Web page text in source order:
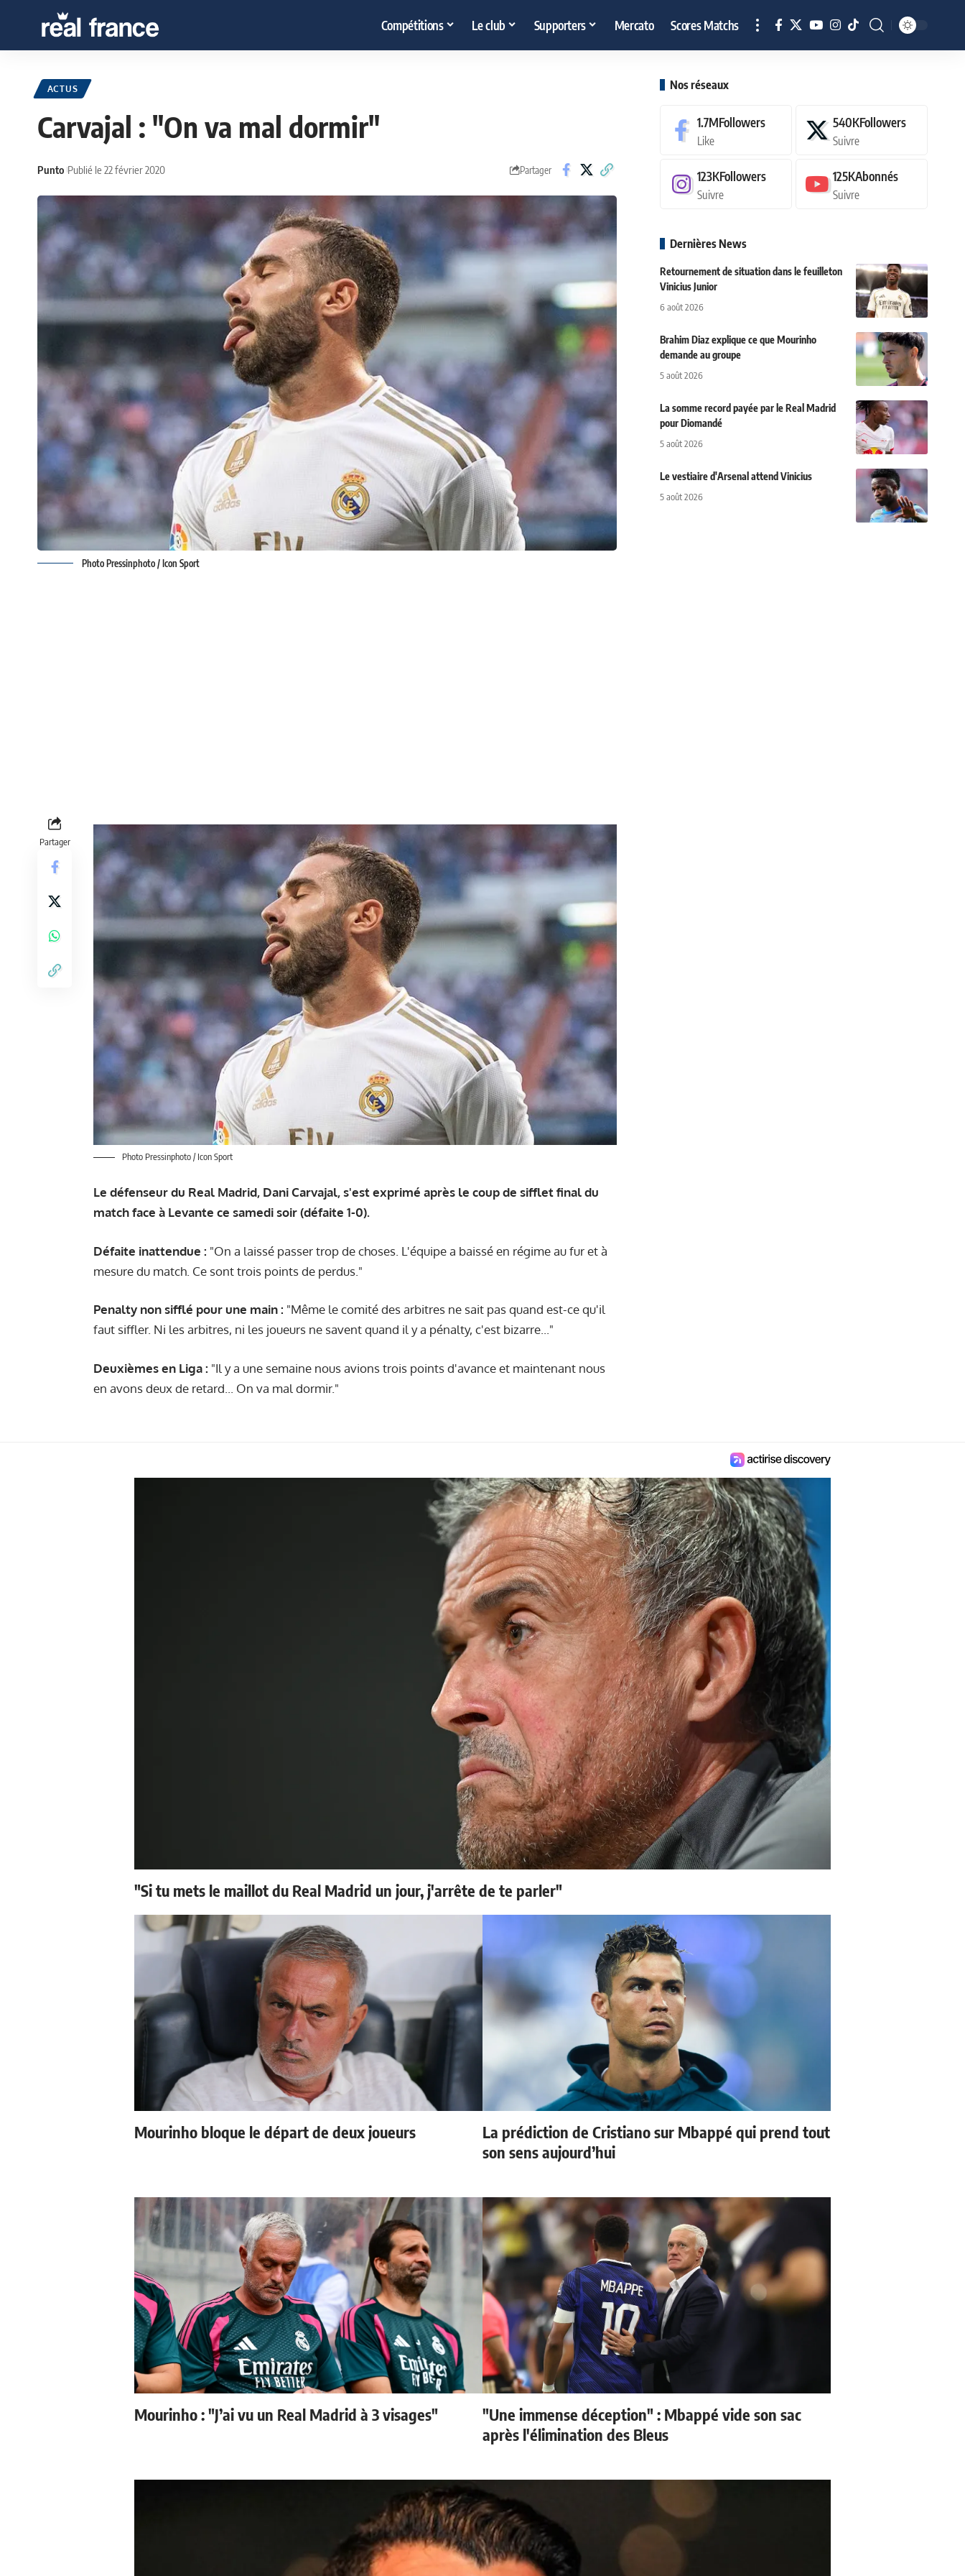
Compétitions Le club Supporters Mercato Scores Matchs
ACTUS
Carvajal : "On va mal dormir"
Punto Publié le 22 février 2020 Partager
Photo Pressinphoto / Icon Sport
Partager
Photo Pressinphoto / Icon Sport
Le défenseur du Real Madrid, Dani Carvajal, s'est exprimé après le coup de sifflet final du
match face à Levante ce samedi soir (défaite 1-0).
Défaite inattendue : "On a laissé passer trop de choses. L'équipe a baissé en régime au fur et à
mesure du match. Ce sont trois points de perdus."
Penalty non sifflé pour une main : "Même le comité des arbitres ne sait pas quand est-ce qu'il
faut siffler. Ni les arbitres, ni les joueurs ne savent quand il y a pénalty, c'est bizarre..."
Deuxièmes en Liga : "Il y a une semaine nous avions trois points d'avance et maintenant nous
en avons deux de retard... On va mal dormir."
Nos réseaux
1.7MFollowers
Like
540KFollowers
Suivre
123KFollowers
Suivre
125KAbonnés
Suivre
Dernières News
Retournement de situation dans le feuilleton
Vinicius Junior
6 août 2026
Brahim Diaz explique ce que Mourinho
demande au groupe
5 août 2026
La somme record payée par le Real Madrid
pour Diomandé
5 août 2026
Le vestiaire d'Arsenal attend Vinicius
5 août 2026
"Si tu mets le maillot du Real Madrid un jour, j'arrête de te parler"
Mourinho bloque le départ de deux joueurs
La prédiction de Cristiano sur Mbappé qui prend tout
son sens aujourd’hui
Mourinho : "J’ai vu un Real Madrid à 3 visages"
"Une immense déception" : Mbappé vide son sac
après l'élimination des Bleus